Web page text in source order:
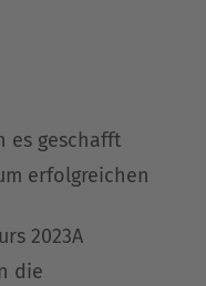
es geschafft
erfolgreichen
2023A
die